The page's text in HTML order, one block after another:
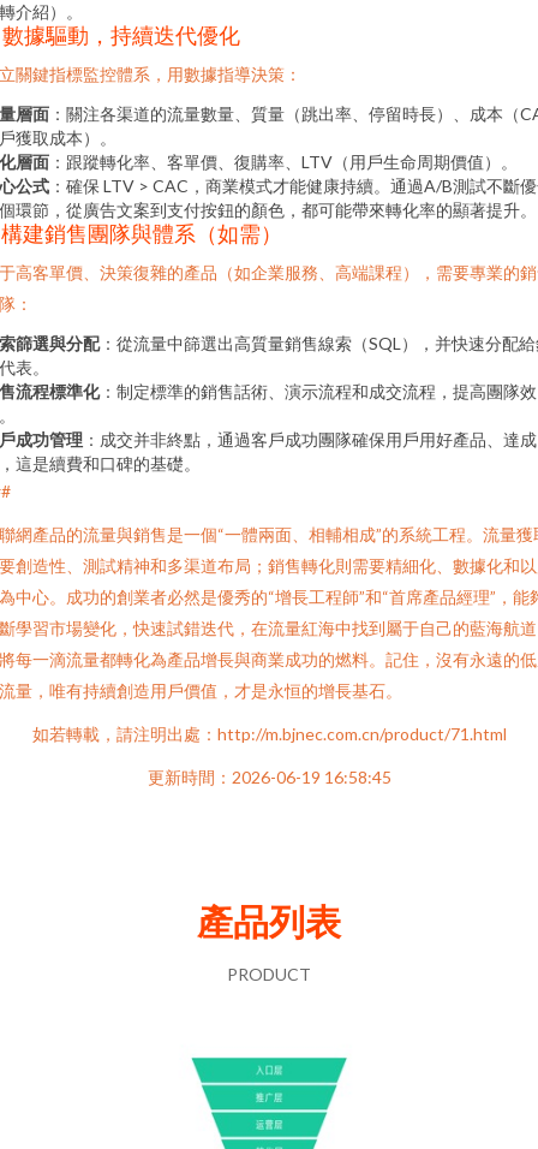
介紹）。
數據驅動，持續迭代優化
關鍵指標監控體系，用數據指導決策：
層面 ：關注各渠道的流量數量、質量（跳出率、停留時長）、成本（
獲取成本）。
層面 ：跟蹤轉化率、客單價、復購率、LTV（用戶生命周期價值）。
公式 ：確保 LTV > CAC，商業模式才能健康持續。通過A/B測試不斷
環節，從廣告文案到支付按鈕的顏色，都可能帶來轉化率的顯著提升。
建銷售團隊與體系（如需）
高客單價、決策復雜的產品（如企業服務、高端課程），需要專業的
：
篩選與分配：從流量中篩選出高質量銷售線索（SQL），并快速分配
表。
流程標準化：制定標準的銷售話術、演示流程和成交流程，提高團隊效
成功管理 ：成交并非終點，通過客戶成功團隊確保用戶用好產品、達
這是續費和口碑的基礎。
網產品的流量與銷售是一個“一體兩面、相輔相成”的系統工程。流量獲
創造性、測試精神和多渠道布局；銷售轉化則需要精細化、數據化和
中心。成功的創業者必然是優秀的“增長工程師”和“首席產品經理”，能
學習市場變化，快速試錯迭代，在流量紅海中找到屬于自己的藍海航
每一滴流量都轉化為產品增長與商業成功的燃料。記住，沒有永遠的
量，唯有持續創造用戶價值，才是永恒的增長基石。
如若轉載，請注明出處：http://m.bjnec.com.cn/product/71.html
更新時間：2026-06-19 16:58:45
產品列表
PRODUCT